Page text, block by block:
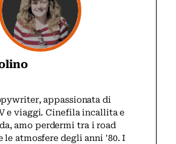
appassionata di
e viaggi. Cinefila incallita e
amo perdermi tra i road
le atmosfere degli anni '80. I